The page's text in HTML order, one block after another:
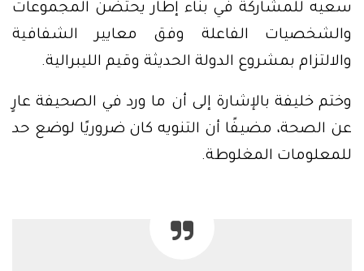
سعيه للمشاركة في بناء إطار يحتضن المجموعات
والشخصيات الفاعلة وفق معايير الشفافية
والالتزام بمشروع الدولة الحديثة وقيم الليبرالية.
وختم خليفة بالإشارة إلى أن ما ورد في الصحيفة عارٍ
عن الصحة، مضيفًا أن التنويه كان ضروريًا لوضع حد
للمعلومات المغلوطة.